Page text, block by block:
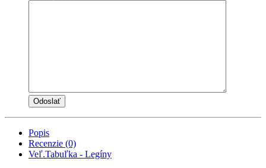
Popis
Recenzie (0)
Veľ.Tabuľka - Legíny